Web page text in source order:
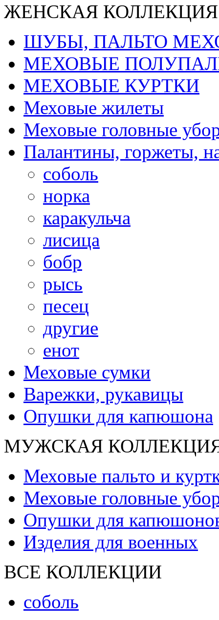
ЖЕНСКАЯ КОЛЛЕКЦИЯ
ШУБЫ, ПАЛЬТО
МЕХОВЫЕ
МЕХОВЫЕ КУРТКИ
Меховые жилеты
Меховые головные
Палантины, горжеты,
соболь
норка
каракульча
лисица
бобр
рысь
песец
другие
енот
Меховые сумки
Варежки, рукавицы
Опушки для капюшона
МУЖСКАЯ
Меховые пальто и
Меховые головные
Опушки для
Изделия для военных
ВСЕ КОЛЛЕКЦИИ
соболь